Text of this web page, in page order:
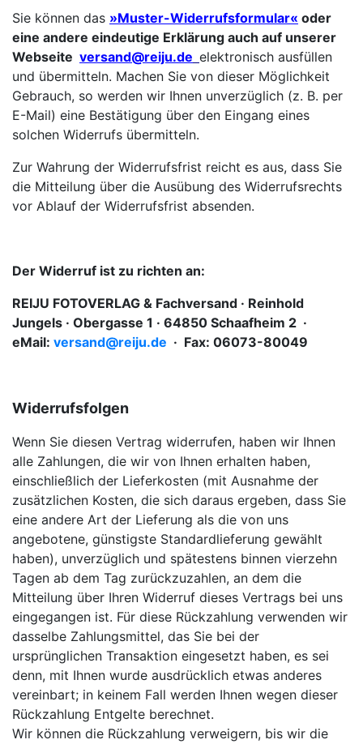
Sie können das »Muster-Widerrufsformular« oder
eine andere eindeutige Erklärung auch auf unserer
Webseite versand@reiju.de elektronisch ausfüllen
und übermitteln. Machen Sie von dieser Möglichkeit
Gebrauch, so werden wir Ihnen unverzüglich (z. B. per
E-Mail) eine Bestätigung über den Eingang eines
solchen Widerrufs übermitteln.
Zur Wahrung der Widerrufsfrist reicht es aus, dass Sie
die Mitteilung über die Ausübung des Widerrufsrechts
vor Ablauf der Widerrufsfrist absenden.
Der Widerruf ist zu richten an:
REIJU FOTOVERLAG & Fachversand · Reinhold
Jungels · Obergasse 1 · 64850 Schaafheim 2 ·
eMail: versand@reiju.de · Fax: 06073-80049
Widerrufsfolgen
Wenn Sie diesen Vertrag widerrufen, haben wir Ihnen
alle Zahlungen, die wir von Ihnen erhalten haben,
einschließlich der Lieferkosten (mit Ausnahme der
zusätzlichen Kosten, die sich daraus ergeben, dass Sie
eine andere Art der Lieferung als die von uns
angebotene, günstigste Standardlieferung gewählt
haben), unverzüglich und spätestens binnen vierzehn
Tagen ab dem Tag zurückzuzahlen, an dem die
Mitteilung über Ihren Widerruf dieses Vertrags bei uns
eingegangen ist. Für diese Rückzahlung verwenden wir
dasselbe Zahlungsmittel, das Sie bei der
ursprünglichen Transaktion eingesetzt haben, es sei
denn, mit Ihnen wurde ausdrücklich etwas anderes
vereinbart; in keinem Fall werden Ihnen wegen dieser
Rückzahlung Entgelte berechnet.
Wir können die Rückzahlung verweigern, bis wir die